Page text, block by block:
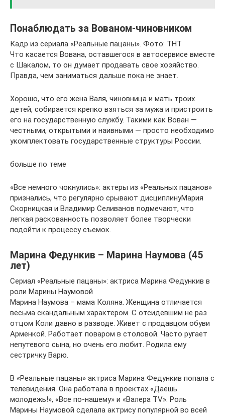
Понаблюдать за Вованом-чиновником
Кадр из сериала «Реальные пацаны». Фото: ТНТ
Что касается Вована, оставшегося в автосервисе вместе
с Шакалом, то он думает продавать свое хозяйство.
Правда, чем заниматься дальше пока не знает.
Хорошо, что его жена Валя, чиновница и мать троих
детей, собирается крепко взяться за мужа и пристроить
его на государственную службу. Такими как Вован —
честными, открытыми и наивными — просто необходимо
укомплектовать государственные структуры России.
больше по теме
«Все немного чокнулись»: актеры из «Реальных пацанов»
признались, что регулярно срывают дисциплинуМария
Скорницкая и Владимир Селиванов подмечают, что
легкая раскованность позволяет более творчески
подойти к процессу съемок.
Марина Федункив – Марина Наумова (45
лет)
Сериал «Реальные пацаны»: актриса Марина Федункив в
роли Марины Наумовой
Марина Наумова – мама Коляна. Женщина отличается
весьма скандальным характером. С отсидевшим не раз
отцом Коли давно в разводе. Живет с продавцом обуви
Арменкой. Работает поваром в столовой. Часто ругает
непутевого сына, но очень его любит. Родила ему
сестричку Варю.
В «Реальные пацаны» актриса Марина Федункив попала с
телевидения. Она работала в проектах «Даешь
молодежь!», «Все по-нашему» и «Валера TV». Роль
Марины Наумовой сделала актрису популярной во всей